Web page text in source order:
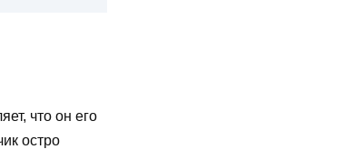
что он его
остро